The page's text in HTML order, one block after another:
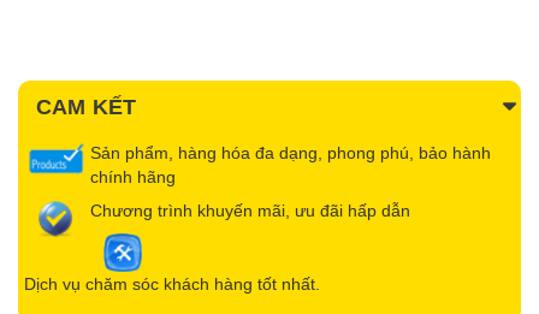
CAM KẾT
Sản phẩm, hàng hóa đa dạng, phong phú, bảo hành
chính hãng
Chương trình khuyến mãi, ưu đãi hấp dẫn
Dịch vụ chăm sóc khách hàng tốt nhất.